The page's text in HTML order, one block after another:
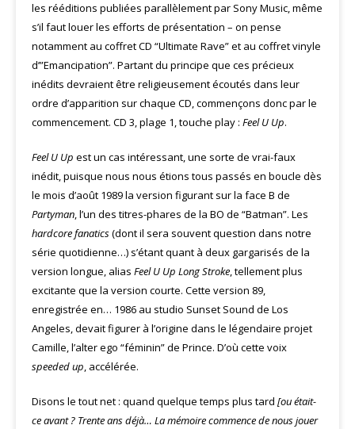
les rééditions publiées parallèlement par Sony Music, même
s’il faut louer les efforts de présentation – on pense
notamment au coffret CD “Ultimate Rave” et au coffret vinyle
d’”Emancipation”. Partant du principe que ces précieux
inédits devraient être religieusement écoutés dans leur
ordre d’apparition sur chaque CD, commençons donc par le
commencement. CD 3, plage 1, touche play : Feel U Up.
Feel U Up est un cas intéressant, une sorte de vrai-faux
inédit, puisque nous nous étions tous passés en boucle dès
le mois d’août 1989 la version figurant sur la face B de
Partyman, l’un des titres-phares de la BO de “Batman”. Les
hardcore fanatics(dont il sera souvent question dans notre
série quotidienne…) s’étant quant à deux gargarisés de la
version longue, alias Feel U Up Long Stroke, tellement plus
excitante que la version courte. Cette version 89,
enregistrée en… 1986 au studio Sunset Sound de Los
Angeles, devait figurer à l’origine dans le légendaire projet
Camille, l’alter ego “féminin” de Prince. D’où cette voix
speeded up, accélérée.
Disons le tout net : quand quelque temps plus tard [ou était-
ce avant ? Trente ans déjà… La mémoire commence de nous jouer